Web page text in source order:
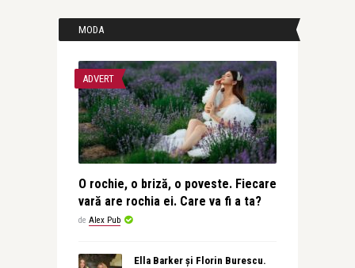
MODA
ADVERT
O rochie, o briză, o poveste. Fiecare
vară are rochia ei. Care va fi a ta?
de Alex Pub
Ella Barker și Florin Burescu.